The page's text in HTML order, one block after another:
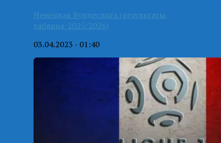
Немецкая Бундеслига (результаты,
таблица-2025/2026)
03.04.2023 - 01:40